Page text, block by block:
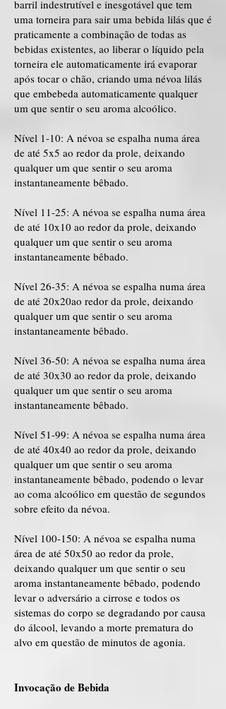
barril indestrutível e inesgotável que tem
uma torneira para sair uma bebida lilás que é
praticamente a combinação de todas as
bebidas existentes, ao liberar o líquido pela
torneira ele automaticamente irá evaporar
após tocar o chão, criando uma névoa lilás
que embebeda automaticamente qualquer
um que sentir o seu aroma alcoólico.
Nível 1-10: A névoa se espalha numa área
de até 5x5 ao redor da prole, deixando
qualquer um que sentir o seu aroma
instantaneamente bêbado.
Nível 11-25: A névoa se espalha numa área
de até 10x10 ao redor da prole, deixando
qualquer um que sentir o seu aroma
instantaneamente bêbado.
Nível 26-35: A névoa se espalha numa área
de até 20x20ao redor da prole, deixando
qualquer um que sentir o seu aroma
instantaneamente bêbado.
Nível 36-50: A névoa se espalha numa área
de até 30x30 ao redor da prole, deixando
qualquer um que sentir o seu aroma
instantaneamente bêbado.
Nível 51-99: A névoa se espalha numa área
de até 40x40 ao redor da prole, deixando
qualquer um que sentir o seu aroma
instantaneamente bêbado, podendo o levar
ao coma alcoólico em questão de segundos
sobre efeito da névoa.
Nível 100-150: A névoa se espalha numa
área de até 50x50 ao redor da prole,
deixando qualquer um que sentir o seu
aroma instantaneamente bêbado, podendo
levar o adversário a cirrose e todos os
sistemas do corpo se degradando por causa
do álcool, levando a morte prematura do
alvo em questão de minutos de agonia.
Invocação de Bebida